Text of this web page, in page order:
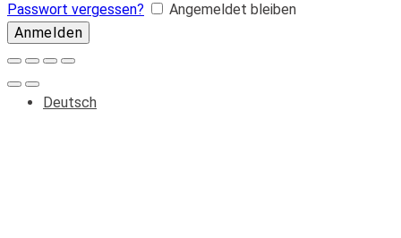
Passwort vergessen? Angemeldet bleiben
Deutsch